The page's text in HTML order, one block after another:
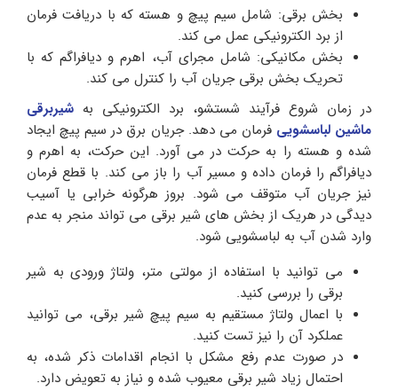
بخش برقی: شامل سیم‌ پیچ و هسته که با دریافت فرمان
از برد الکترونیکی عمل می‌ کند.
بخش مکانیکی: شامل مجرای آب، اهرم و دیافراگم که با
تحریک بخش برقی جریان آب را کنترل می‌ کند.
در زمان شروع فرآیند شستشو، برد الکترونیکی به شیربرقی
ماشین لباسشویی فرمان می‌ دهد. جریان برق در سیم‌ پیچ ایجاد
شده و هسته را به حرکت در می‌ آورد. این حرکت، به اهرم و
دیافراگم را فرمان داده و مسیر آب را باز می‌ کند. با قطع فرمان
نیز جریان آب متوقف می‌ شود. بروز هرگونه خرابی یا آسیب
دیدگی در هریک از بخش های شیر برقی می تواند منجر به عدم
وارد شدن آب به لباسشویی شود.
می توانید با استفاده از مولتی‌ متر، ولتاژ ورودی به شیر
برقی را بررسی کنید.
با اعمال ولتاژ مستقیم به سیم‌ پیچ شیر برقی، می‌ توانید
عملکرد آن را نیز تست کنید.
در صورت عدم رفع مشکل با انجام اقدامات ذکر شده، به
احتمال زیاد شیر برقی معیوب شده و نیاز به تعویض دارد.